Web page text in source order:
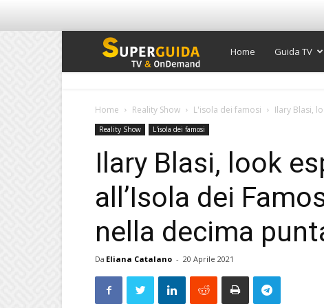
Super
Home Guida TV
Home Reality Show L'isola dei famosi Ilary Blasi,
Reality Show L'isola dei famosi
Ilary Blasi, look
all’Isola dei
nella decima
Da Eliana Catalano - 20 Aprile 2021